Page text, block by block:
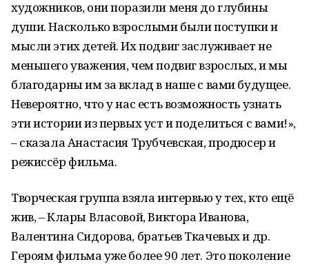
художников, они поразили меня до глубины
души. Насколько взрослыми были поступки и
мысли этих детей. Их подвиг заслуживает не
меньшего уважения, чем подвиг взрослых, и мы
благодарны им за вклад в наше с вами будущее.
Невероятно, что у нас есть возможность узнать
эти истории из первых уст и поделиться с вами!»,
– сказала Анастасия Трубчевская, продюсер и
режиссёр фильма.
Творческая группа взяла интервью у тех, кто ещё
жив, – Клары Власовой, Виктора Иванова,
Валентина Сидорова, братьев Ткачевых и др.
Героям фильма уже более 90 лет. Это поколение